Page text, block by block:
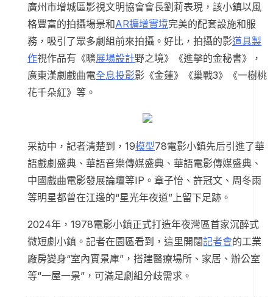
廣州市增城區影視文明協會會長劉莉表現，該小鎮以風
格豐富的拍攝場景和AR擴增實境完美的配套設施和服
務，吸引了眾多劇組前來拍攝。好比，拍攝的影道具製
作視作品有《曠展場設計野之境》《進擊的金秘書》，
廣東漢劇戲曲電全息投影影《金蓮》《巢戰3》《一樹桃
花千朵紅》等。
采訪中，記者清楚到，19模型78電影小鎮先后引進了華
語戲劇盛典、華語音樂傳媒盛典、華語電影傳媒盛典、
中國戲曲電影發展論壇等IP。章子怡、許冠文、周冬雨
等明星都曾在江邊的“星光年夜道”上留下足跡。
2024年，1978電影小鎮正式打造年夜灣區首家沉醉式
微短劇小鎮。記者在園區看到，這里開闊記者會的工業
廠房變身“室內實景庫”，搭建醫療場所、家居、辦公室
等“一屋一景”，可滿足劇組分歧需求。